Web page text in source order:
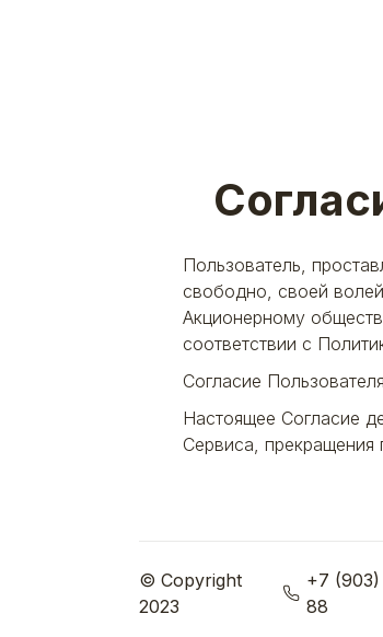
Пользователь,
свободно, своей
Акционерному
соответствии с
Согласие
Настоящее Согласие
Сервиса, прекращения
© Copyright
2023
+7
88